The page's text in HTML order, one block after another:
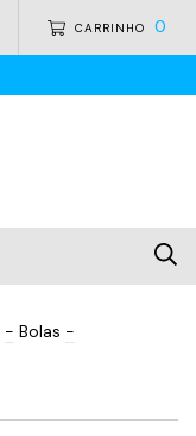
CARRINHO 0
- Bolas -